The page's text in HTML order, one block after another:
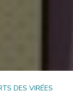
DES VIRÉES